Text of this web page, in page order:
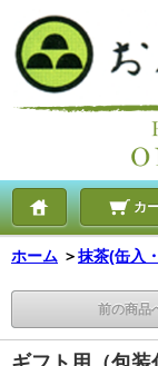
カ
ホーム ＞抹茶(缶入
前の商品